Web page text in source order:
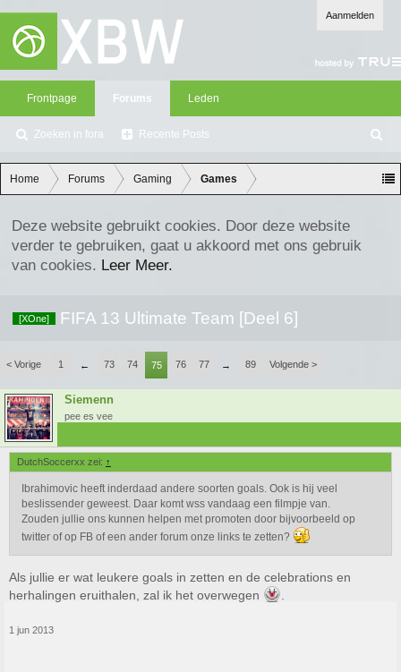
Aanmelden
Frontpage Forums
Zoeken in fora Recente Posts
Leden
oe
ke
n
Home Forums Gaming Games
Deze website gebruikt cookies. Door deze website
verder te gebruiken, gaat u akkoord met ons gebruik
van cookies. Leer Meer.
[XOne] FIFA 13 Ultimate Team [Deel 6]
< Vorige 1 ← 73 74 75 76 77 → 89 Volgende >
Siemenn
pee es vee
DutchSoccerxx zei: ↑
Ibrahimovic heeft inderdaad andere soorten goals. Ook is hij veel
beslissender geweest. Daar komt wss vandaag een filmpje van.
Zouden jullie ons kunnen helpen met promoten door bijvoorbeeld op
twitter of op FB of een ander forum onze links te zetten?
Als jullie er wat leukere goals in zetten en de celebrations en
herhalingen eruithalen, zal ik het overwegen
1 jun 2013